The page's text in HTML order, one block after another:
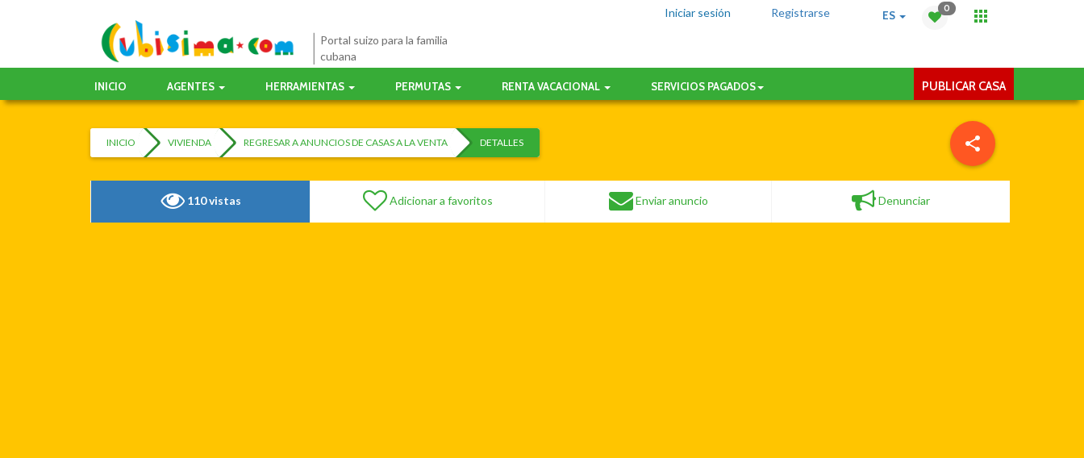
0
ES
Registrarse
Iniciar sesión
Portal suizo para la familia
cubana
INICIO AGENTES HERRAMIENTAS PERMUTAS RENTA VACACIONAL SERVICIOS PAGADOS PUBLICAR CASA
INICIO VIVIENDA REGRESAR A ANUNCIOS DE CASAS A LA VENTA DETALLES
110 vistas Adicionar a favoritos Enviar anuncio Denunciar